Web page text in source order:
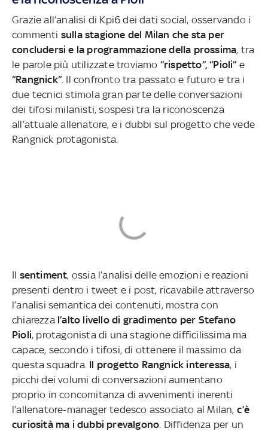
Grazie all’analisi di Kpi6 dei dati social, osservando i
commenti sulla stagione del Milan che sta per
concludersi e la programmazione della prossima, tra
le parole più utilizzate troviamo “rispetto”, “Pioli” e
“Rangnick” Il confronto tra passato e futuro e tra i
due tecnici stimola gran parte delle conversazioni
dei tifosi milanisti, sospesi tra la riconoscenza
all’attuale allenatore, e i dubbi sul progetto che vede
Rangnick protagonista.
Il sentiment, ossia l’analisi delle emozioni e reazioni
presenti dentro i tweet e i post, ricavabile attraverso
l’analisi semantica dei contenuti, mostra con
chiarezzal’alto livello di gradimento per Stefano
Pioli, protagonista di una stagione difficilissima ma
capace, secondo i tifosi, di ottenere il massimo da
questa squadra. Il progetto Rangnick interessa, i
picchi dei volumi di conversazioni aumentano
proprio in concomitanza di avvenimenti inerenti
l’allenatore-manager tedesco associato al Milan, c’è
curiosità ma i dubbi prevalgono . Diffidenza per un